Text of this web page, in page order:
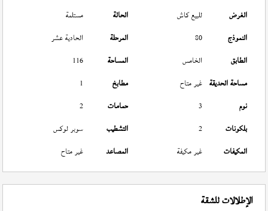
الغرض
للبيع كاش الحالة
مستلمة
النموذج
80 المرحلة
الحادية عشر
الطابق
الخامس المساحة
116
مساحة الحديقة غير متاح مطابخ
1
نوم
3 حمامات
2
بلكونات
2 التشطيب
سوبر لوكس
المكيفات
غير مكيفة المصاعد غير متاح
الإطلالات للشقة